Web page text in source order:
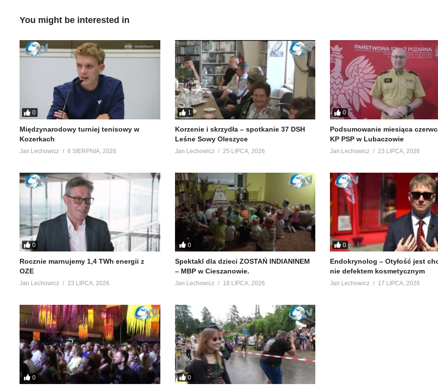
You might be interested in
0
Międzynarodowy turniej tenisowy w
Kozerkach
Jan Lechowicz 6 SIERPNIA, 2026
1
Korzenie i skrzydła – spotkanie 37 DSH
Leśne Sowy Oleszyce
Jan Lechowicz 25 LIPCA, 2026
0
Podsumowanie miesiąca
KP PSP w Lubaczowie
Jan Lechowicz 23 LIPCA, 2026
0
Rocznie marnujemy 1,4 TWh energii z
OZE
Jan Lechowicz 23 LIPCA, 2026
0
Spektakl dla dzieci ZOSTAŃ INDIANINEM
– MBP w Cieszanowie.
Jan Lechowicz 18 LIPCA, 2026
0
Endokrynolog – Otyłość jest
nie defektem kosmetycznym
Jan Lechowicz 17 LIPCA, 2026
0 0